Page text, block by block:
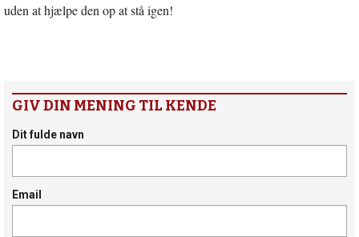
uden at hjælpe den op at stå igen!
GIV DIN MENING TIL KENDE
Dit fulde navn
Email